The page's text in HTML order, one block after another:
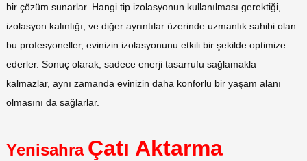
bir çözüm sunarlar. Hangi tip izolasyonun kullanılması gerektiği,
izolasyon kalınlığı, ve diğer ayrıntılar üzerinde uzmanlık sahibi olan
bu profesyoneller, evinizin izolasyonunu etkili bir şekilde optimize
ederler. Sonuç olarak, sadece enerji tasarrufu sağlamakla
kalmazlar, aynı zamanda evinizin daha konforlu bir yaşam alanı
olmasını da sağlarlar.
Yenisahra Çatı Aktarma